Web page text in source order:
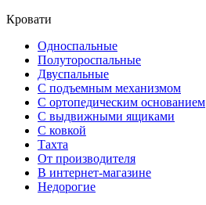
Кровати
Односпальные
Полутороспальные
Двуспальные
С подъемным механизмом
С ортопедическим основанием
С выдвижными ящиками
С ковкой
Тахта
От производителя
В интернет-магазине
Недорогие